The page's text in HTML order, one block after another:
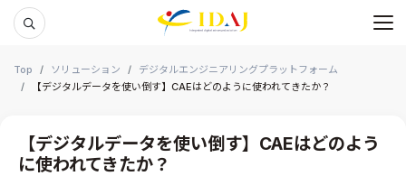
メ
Top ソリューション
デジタルエンジニアリングプラットフォーム
【デジタルデータを使い倒す】CAEはどのように使われてきたか？
【デジタルデータを使い倒す】CAEはどのよう
に使われてきたか？